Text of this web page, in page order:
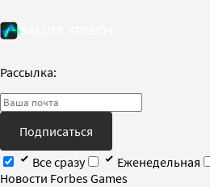
Рассылка:
Подписаться
Все сразу
Еженедельная
Новости Forbes Games